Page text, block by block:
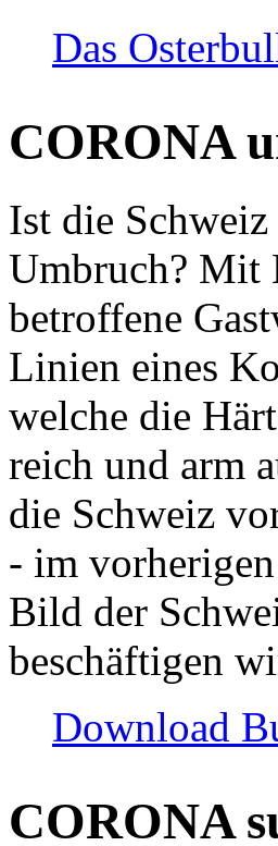
Das
CORONA
Ist die
Umbruch? Mit
betroffene
Linien eines
welche die
reich und arm
die Schweiz
- im
Bild der
beschäftigen
Download
CORONA